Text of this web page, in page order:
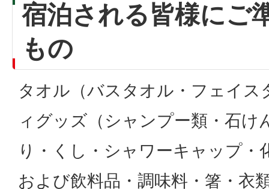
宿泊される皆様にご
もの
タオル（バスタオル・フェイス
ィグッズ（シャンプー類・石け
り・くし・シャワーキャップ・
および飲料品・調味料・箸・衣